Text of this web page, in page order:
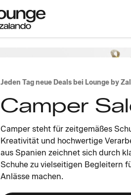
Jeden Tag neue Deals bei Lounge by
Camper
Camper steht für zeitgemäßes
Kreativität und hochwertige
aus Spanien zeichnet sich durch
Schuhe zu vielseitigen Begleitern
Anlässe machen.